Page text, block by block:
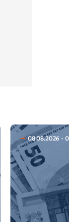
08.08.2026 -